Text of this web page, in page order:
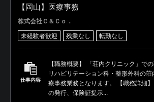
【岡山】医療事務
株式会社Ｃ＆Ｃｏ．
未経験者歓迎 残業なし 転勤なし
仕事内容
【職務概要】 「荘内クリニック」で
リハビリテーション科・整形外科の
療事務業務となります。 【職務詳細
の発行、保険証提示...